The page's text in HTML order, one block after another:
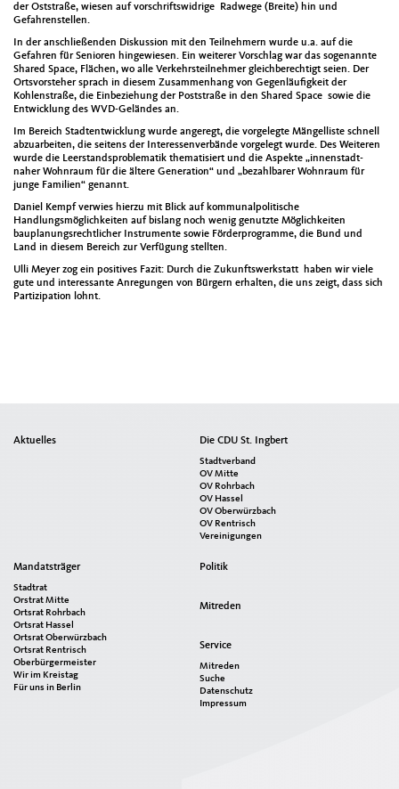
der Oststraße, wiesen auf vorschriftswidrige Radwege (Breite) hin und
Gefahrenstellen.
In der anschließenden Diskussion mit den Teilnehmern wurde u.a. auf die
Gefahren für Senioren hingewiesen. Ein weiterer Vorschlag war das sogenannte
Shared Space, Flächen, wo alle Verkehrsteilnehmer gleichberechtigt seien. Der
Ortsvorsteher sprach in diesem Zusammenhang von Gegenläufigkeit der
Kohlenstraße, die Einbeziehung der Poststraße in den Shared Space sowie die
Entwicklung des WVD-Geländes an.
Im Bereich Stadtentwicklung wurde angeregt, die vorgelegte Mängelliste schnell
abzuarbeiten, die seitens der Interessenverbände vorgelegt wurde. Des Weiteren
wurde die Leerstandsproblematik thematisiert und die Aspekte „innenstadt-
naher Wohnraum für die ältere Generation“ und „bezahlbarer Wohnraum für
junge Familien“ genannt.
Daniel Kempf verwies hierzu mit Blick auf kommunalpolitische
Handlungsmöglichkeiten auf bislang noch wenig genutzte Möglichkeiten
bauplanungsrechtlicher Instrumente sowie Förderprogramme, die Bund und
Land in diesem Bereich zur Verfügung stellten.
Ulli Meyer zog ein positives Fazit: Durch die Zukunftswerkstatt haben wir viele
gute und interessante Anregungen von Bürgern erhalten, die uns zeigt, dass sich
Partizipation lohnt.
Seitenübersicht
Aktuelles Die CDU St. Ingbert
Stadtverband
OV Mitte
OV Rohrbach
OV Hassel
OV Oberwürzbach
OV Rentrisch
Vereinigungen
Mandatsträger
Stadtrat
Orstrat Mitte
Ortsrat Rohrbach
Ortsrat Hassel
Ortsrat Oberwürzbach
Ortsrat Rentrisch
Oberbürgermeister
Wir im Kreistag
Für uns in Berlin
Politik
Mitreden
Service
Mitreden
Suche
Datenschutz
Impressum